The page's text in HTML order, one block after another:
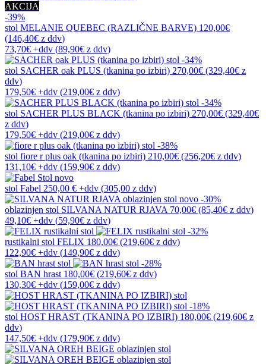
AKCIJA
-39%
stol MELANIE QUEBEC (RAZLIČNE BARVE) 120,00€
(146,40€ z ddv)
73,70€ +ddv (89,90€ z ddv)
-34%
stol SACHER oak PLUS (tkanina po izbiri) 270,00€ (329,40€ z
ddv)
179,50€ +ddv (219,00€ z ddv)
-34%
stol SACHER PLUS BLACK (tkanina po izbiri) 270,00€ (329,40€
z ddv)
179,50€ +ddv (219,00€ z ddv)
-38%
stol fiore r plus oak (tkanina po izbiri) 210,00€ (256,20€ z ddv)
131,10€ +ddv (159,90€ z ddv)
novo
stol Fabel 250,00 € +ddv (305,00 z ddv)
novo -30%
oblazinjen stol SILVANA NATUR RJAVA 70,00€ (85,40€ z ddv)
49,10€ +ddv (59,90€ z ddv)
-32%
rustikalni stol FELIX 180,00€ (219,60€ z ddv)
122,90€ +ddv (149,90€ z ddv)
-28%
stol BAN hrast 180,00€ (219,60€ z ddv)
130,30€ +ddv (159,00€ z ddv)
-18%
stol HOST HRAST (TKANINA PO IZBIRI) 180,00€ (219,60€ z
ddv)
147,50€ +ddv (179,90€ z ddv)